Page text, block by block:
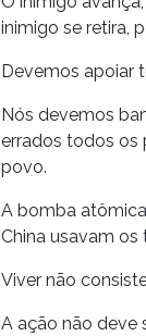
inimigo se retira,
Devemos apoiar
Nós devemos
errados todos os
povo.
A bomba
China usavam os
Viver não
A ação não deve